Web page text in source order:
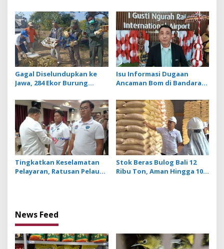
Ritel Moderen
Diamankan Karantina Bali
Gagal Diselundupkan ke
Jawa, 284 Ekor Burung
Dilepasliarkan Cegah
Ancaman Penyakit
Isu Informasi Dugaan
Ancaman Bom di Bandara
Benar, Operasional
Penerbangan Lancar
Tingkatkan Keselamatan
Pelayaran, Ratusan Pelaut
Stok Beras Bulog Bali 12
Ribu Ton, Aman Hingga 10
News Feed